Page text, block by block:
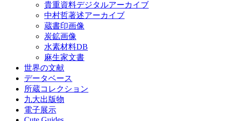
貴重資料デジタルアーカイブ
中村哲著述アーカイブ
蔵書印画像
炭鉱画像
水素材料DB
麻生家文書
世界の文献
データベース
所蔵コレクション
九大出版物
電子展示